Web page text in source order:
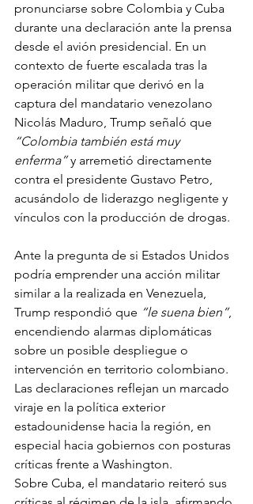
pronunciarse sobre Colombia y Cuba
durante una declaración ante la prensa
desde el avión presidencial. En un
contexto de fuerte escalada tras la
operación militar que derivó en la
captura del mandatario venezolano
Nicolás Maduro, Trump señaló que
“Colombia también está muy
enferma” y arremetió directamente
contra el presidente Gustavo Petro,
acusándolo de liderazgo negligente y
vínculos con la producción de drogas.
Ante la pregunta de si Estados Unidos
podría emprender una acción militar
similar a la realizada en Venezuela,
Trump respondió que “le suena bien”,
encendiendo alarmas diplomáticas
sobre un posible despliegue o
intervención en territorio colombiano.
Las declaraciones reflejan un marcado
viraje en la política exterior
estadounidense hacia la región, en
especial hacia gobiernos con posturas
críticas frente a Washington.
Sobre Cuba, el mandatario reiteró sus